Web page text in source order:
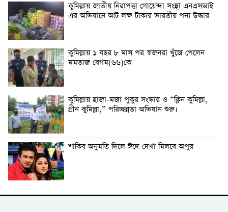
কুমিল্লায় জাতীয় নিরাপত্তা গোয়েন্দা সংস্থা এনএসআই
এর অভিযানে আট লক্ষ টাকার ভারতীয় পন্য উদ্ধার
কুমিল্লায় ১ বছর ৮ মাস পর স্বজনরা খুঁজে পেলেন
মমতাজ বেগম(৬৬)কে
কুমিল্লায় হাজা-মজা পুকুর সংস্কার ও “ক্লিন কুমিল্লা,
গ্রীন কুমিল্লা,” পরিচ্ছন্নতা অভিযান শুরু।
শাকিব অনুমতি দিলে ঈদে দেখা মিলবে অপুর